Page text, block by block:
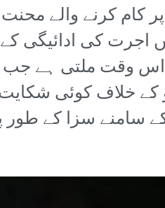
پر کام کرنے والے
اجرت کی ادائیگی
وقت ملتی ہے جب
کے خلاف کوئی
سامنے سزا کے طور